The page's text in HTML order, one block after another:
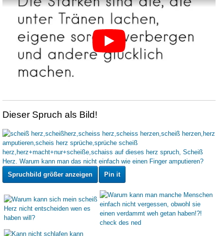
Dieser Spruch als Bild!
Spruchbild größer anzeigen Pin it